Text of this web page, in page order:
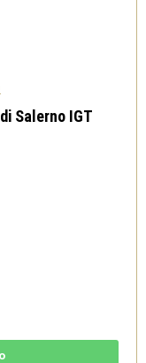
Salerno IGT